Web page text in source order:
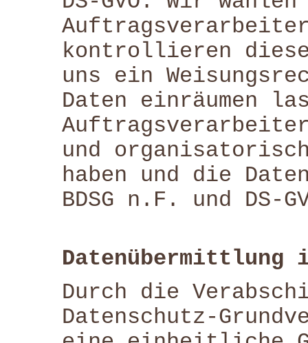
kontrollieren diese
uns ein
Daten einräumen
und
haben und die
BDSG n.F. und DS-
Durch die
Datenschutz-